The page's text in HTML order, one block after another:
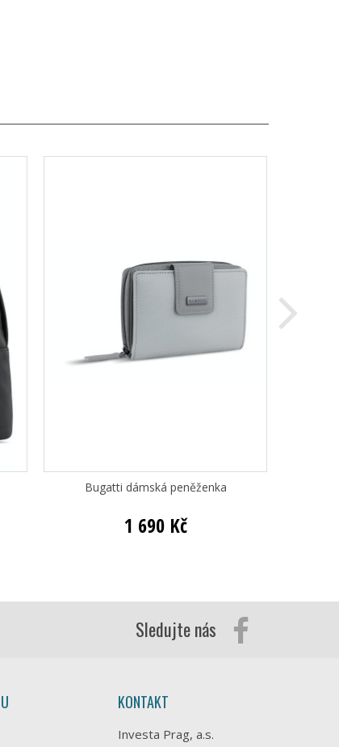
Bugatti dámská peněženka
1 690 Kč
Sledujte nás
KONTAKT
Investa Prag, a.s.